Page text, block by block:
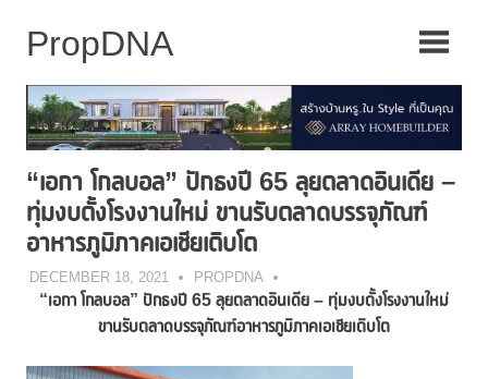
“เอกา โกลบอล” ปักธงปี 65 ลุยตลาดอินเดีย –
ทุ่มงบตั้งโรงงานใหม่ ขานรับตลาดบรรจุภัณฑ์
อาหารภูมิภาคเอเชียเติบโต
DECEMBER 18, 2021 PROPDNA
“เอกา โกลบอล” ปักธงปี 65 ลุยตลาดอินเดีย – ทุ่มงบตั้งโรงงานใหม่
ขานรับตลาดบรรจุภัณฑ์อาหารภูมิภาคเอเชียเติบโต